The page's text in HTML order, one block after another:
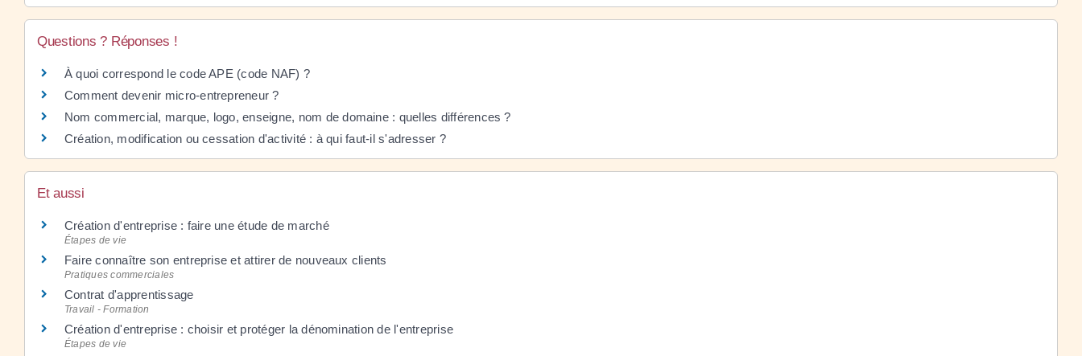
Questions ? Réponses !
À quoi correspond le code APE (code NAF) ?
Comment devenir micro-entrepreneur ?
Nom commercial, marque, logo, enseigne, nom de domaine : quelles différences ?
Création, modification ou cessation d'activité : à qui faut-il s'adresser ?
Et aussi
Création d'entreprise : faire une étude de marché
Étapes de vie
Faire connaître son entreprise et attirer de nouveaux clients
Pratiques commerciales
Contrat d'apprentissage
Travail - Formation
Création d'entreprise : choisir et protéger la dénomination de l'entreprise
Étapes de vie